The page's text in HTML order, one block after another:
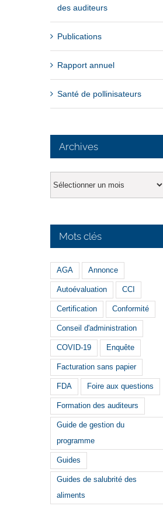
des auditeurs
Publications
Rapport annuel
Santé de pollinisateurs
Archives
Mots clés
AGA Annonce
Autoévaluation CCI
Certification Conformité
Conseil d'administration
COVID-19 Enquête
Facturation sans papier
FDA Foire aux questions
Formation des auditeurs
Guide de gestion du
programme
Guides
Guides de salubrité des
aliments